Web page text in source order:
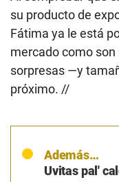
su producto de
Fátima ya le está
mercado como
sorpresas —y
próximo. //
Además…
Uvitas pal'